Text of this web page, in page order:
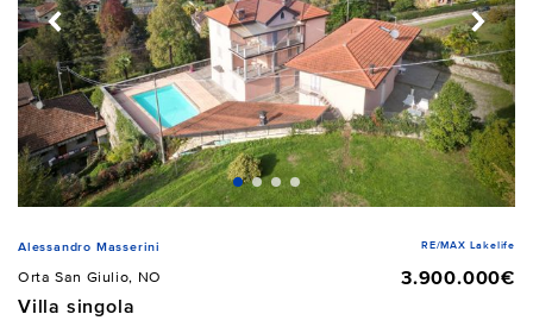
Alessandro Masserini RE/MAX Lakelife
Orta San Giulio, NO
3.900.000€
Villa singola